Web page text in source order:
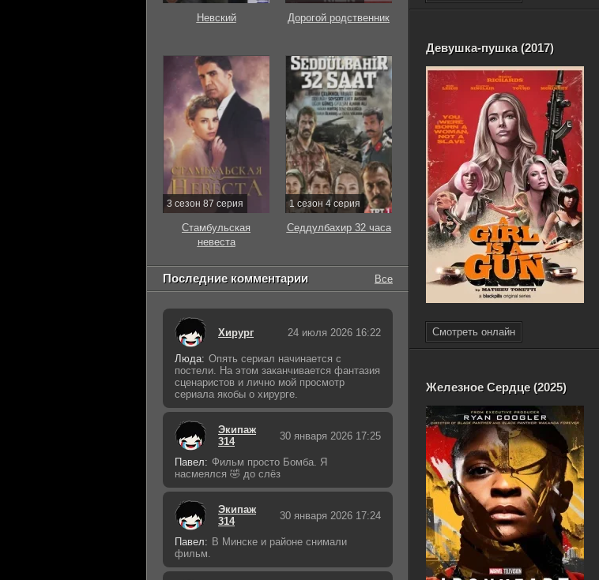
Девушка-пушка (2017)
Смотреть онлайн
Железное Сердце (2025)
Невский Дорогой родственник
3 сезон 87 серия
Стамбульская
невеста
1 сезон 4 серия
Седдулбахир 32 часа
Последние комментарии Все
Хирург 24 июля 2026 16:22
Люда: Опять сериал начинается с
постели. На этом заканчивается фантазия
сценаристов и лично мой просмотр
сериала якобы о хирурге.
Экипаж
314
30 января 2026 17:25
Павел: Фильм просто Бомба. Я
насмеялся 🤣 до слёз
Экипаж
314
30 января 2026 17:24
Павел: В Минске и районе снимали
фильм.